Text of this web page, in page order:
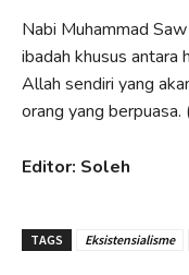
Nabi Muhammad
ibadah khusus antara
Allah sendiri yang
orang yang
Editor: Soleh
TAGS Eksistensialisme